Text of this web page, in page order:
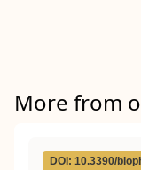
More from
DOI: 10.3390/